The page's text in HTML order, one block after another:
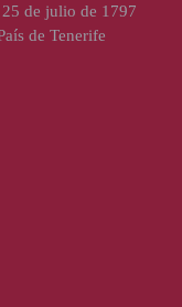
de julio de 1797
de Tenerife